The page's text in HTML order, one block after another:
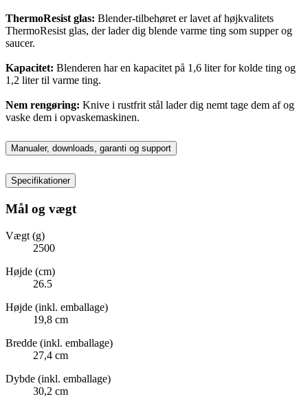
ThermoResist glas: Blender-tilbehøret er lavet af højkvalitets
ThermoResist glas, der lader dig blende varme ting som supper og
saucer.
Kapacitet: Blenderen har en kapacitet på 1,6 liter for kolde ting og
1,2 liter til varme ting.
Nem rengøring: Knive i rustfrit stål lader dig nemt tage dem af og
vaske dem i opvaskemaskinen.
Manualer, downloads, garanti og support
Specifikationer
Mål og vægt
Vægt (g)
2500
Højde (cm)
26.5
Højde (inkl. emballage)
19,8 cm
Bredde (inkl. emballage)
27,4 cm
Dybde (inkl. emballage)
30,2 cm